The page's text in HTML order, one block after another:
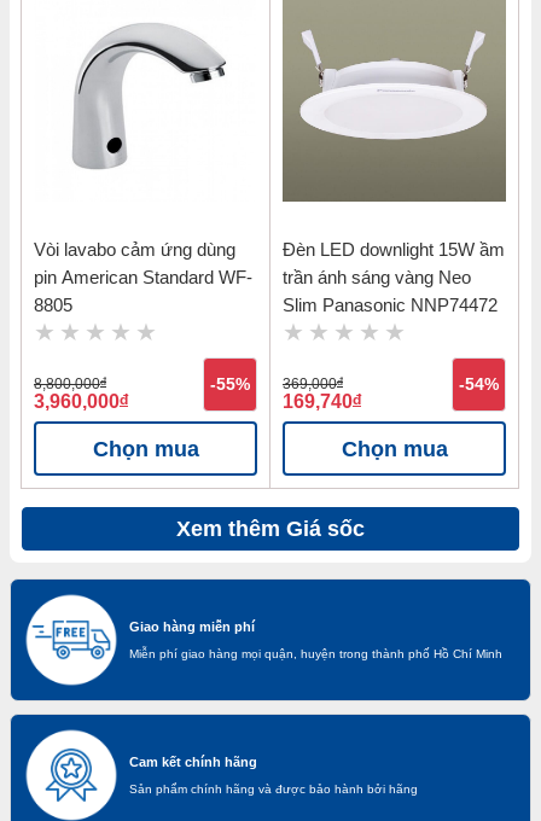
Vòi lavabo cảm ứng dùng
pin American Standard WF-
8805
8,800,000đ
3,960,000đ
-55%
Chọn mua
Đèn LED downlight 15W ầm
trần ánh sáng vàng Neo
Slim Panasonic NNP74472
369,000đ
169,740đ
-54%
Chọn mua
Xem thêm Giá sốc
Giao hàng miễn phí
Miễn phí giao hàng mọi quận, huyện trong thành phố Hồ Chí Minh
Cam kết chính hãng
Sản phẩm chính hãng và được bảo hành bởi hãng